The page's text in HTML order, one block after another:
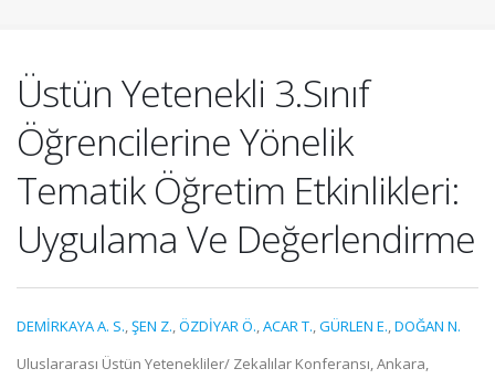
Üstün Yetenekli 3.Sınıf
Öğrencilerine Yönelik
Tematik Öğretim Etkinlikleri:
Uygulama Ve Değerlendirme
DEMİRKAYA A. S.,ŞEN Z.,ÖZDİYAR Ö.,ACAR T.,GÜRLEN E.,DOĞAN N.
Uluslararası Üstün Yetenekliler/ Zekalılar Konferansı, Ankara,